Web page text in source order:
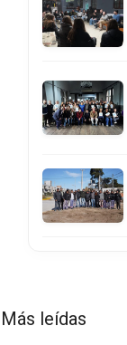
Más leídas